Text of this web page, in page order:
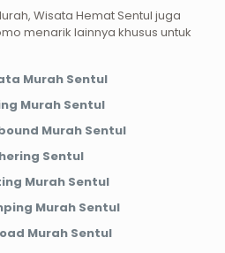
Wisata Hemat Sentul juga
menarik lainnya khusus untuk
Murah Sentul
Murah Sentul
Murah Sentul
Sentul
Murah Sentul
Murah Sentul
Murah Sentul